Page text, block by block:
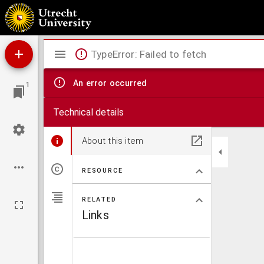
Reglement (statuten) van het Koninklijk Nederlandsch Aardrijkskundig Genootschap
1
Mirador
viewer
TypeError: Failed to fetch
An error occurred
Technical details
About this item
RESOURCE
RELATED
Links